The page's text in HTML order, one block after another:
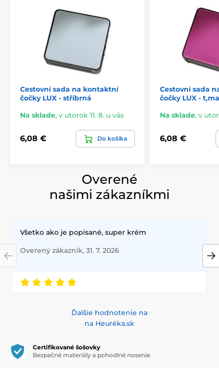
Cestovní sada na kontaktní
čočky LUX - stříbrná
Na sklade, v utorok 11. 8. u vás
6,08 € Do košíka
Cestovní sada
čočky LUX -
Na sklade, v
6,08 €
Overené
našimi zákazníkmi
Všetko ako je popísané, super krém
Overený zákazník, 31. 7. 2026
Ďalšie hodnotenie na
na Heuréka.sk
Certifikované šošovky
Bezpečné materiály a pohodlné nosenie